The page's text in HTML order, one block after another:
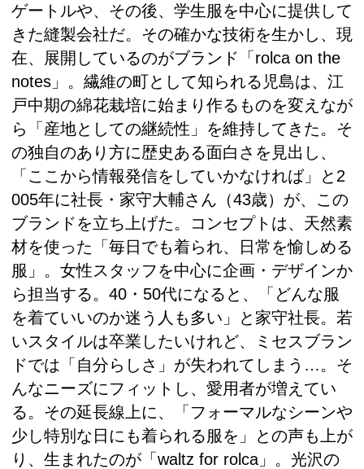
ゲートルや、その後、学生服を中心に提供して
きた縫製会社だ。その確かな技術を生かし、現
在、展開しているのがブランド「rolca on the
notes」。繊維の町として知られる児島は、江
戸中期の綿花栽培に始まり作るものを変えなが
ら「産地としての継続性」を維持してきた。そ
の独自のあり方に歴史ある面白さを見出し、
「ここから情報発信をしていかなければ」と2
005年に社長・家守大輔さん（43歳）が、この
ブランドを立ち上げた。コンセプトは、天然素
材を使った「毎日でも着られ、日常を愉しめる
服」。女性スタッフを中心に企画・デザインか
ら担当する。40・50代になると、「どんな服
を着ていいのか迷う人も多い」と家守社長。若
いスタイルは卒業したいけれど、ミセスブラン
ドでは「自分らしさ」が失われてしまう…。そ
んなニーズにフィットし、愛用者が増えてい
る。その延長線上に、「フォーマルなシーンや
少し特別な日にも着られる服を」との声も上が
り、生まれたのが「waltz for rolca」。光沢の